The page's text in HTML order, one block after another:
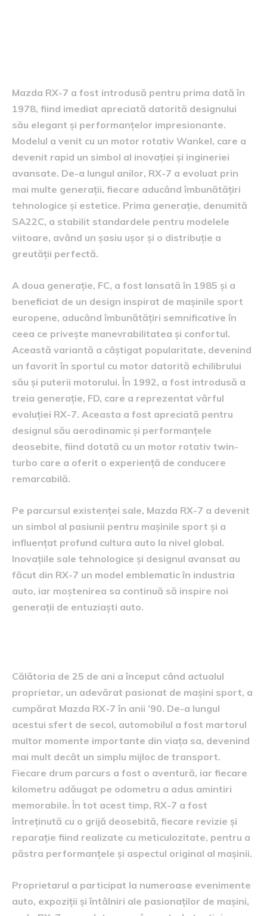
Mazda RX-7 a fost introdusă pentru prima dată în
1978, fiind imediat apreciată datorită designului
său elegant și performanțelor impresionante.
Modelul a venit cu un motor rotativ Wankel, care a
devenit rapid un simbol al inovației și ingineriei
avansate. De-a lungul anilor, RX-7 a evoluat prin
mai multe generații, fiecare aducând îmbunătățiri
tehnologice și estetice. Prima generație, denumită
SA22C, a stabilit standardele pentru modelele
viitoare, având un șasiu ușor și o distribuție a
greutății perfectă.
A doua generație, FC, a fost lansată în 1985 și a
beneficiat de un design inspirat de mașinile sport
europene, aducând îmbunătățiri semnificative în
ceea ce privește manevrabilitatea și confortul.
Această variantă a câștigat popularitate, devenind
un favorit în sportul cu motor datorită echilibrului
său și puterii motorului. În 1992, a fost introdusă a
treia generație, FD, care a reprezentat vârful
evoluției RX-7. Aceasta a fost apreciată pentru
designul său aerodinamic și performanțele
deosebite, fiind dotată cu un motor rotativ twin-
turbo care a oferit o experiență de conducere
remarcabilă.
Pe parcursul existenței sale, Mazda RX-7 a devenit
un simbol al pasiunii pentru mașinile sport și a
influențat profund cultura auto la nivel global.
Inovațiile sale tehnologice și designul avansat au
făcut din RX-7 un model emblematic în industria
auto, iar moștenirea sa continuă să inspire noi
generații de entuziaști auto.
Călătoria de 25 de ani a început când actualul
proprietar, un adevărat pasionat de mașini sport, a
cumpărat Mazda RX-7 în anii ’90. De-a lungul
acestui sfert de secol, automobilul a fost martorul
multor momente importante din viața sa, devenind
mai mult decât un simplu mijloc de transport.
Fiecare drum parcurs a fost o aventură, iar fiecare
kilometru adăugat pe odometru a adus amintiri
memorabile. În tot acest timp, RX-7 a fost
întreținută cu o grijă deosebită, fiecare revizie și
reparație fiind realizate cu meticulozitate, pentru a
păstra performanțele și aspectul original al mașinii.
Proprietarul a participat la numeroase evenimente
auto, expoziții și întâlniri ale pasionaților de mașini,